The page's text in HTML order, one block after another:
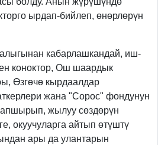
ырдап-бийлеп, өнөрлөрүн
кабарлашкандай, иш-
коноктор, Ош шаардык
Өзгөчө кырдаалдар
жана "Сорос" фондунун
жылуу сөздөрүн
окуучуларга айтып өтүштү
ары да улантарын